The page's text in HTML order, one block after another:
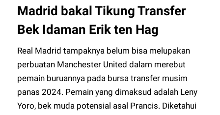
Madrid bakal Tikung Transfer
Bek Idaman Erik ten Hag
Real Madrid tampaknya belum bisa melupakan
perbuatan Manchester United dalam merebut
pemain buruannya pada bursa transfer musim
panas 2024. Pemain yang dimaksud adalah Leny
Yoro, bek muda potensial asal Prancis. Diketahui